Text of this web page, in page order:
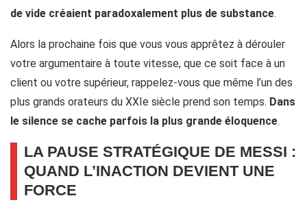
de vide créaient paradoxalement plus de substance.
Alors la prochaine fois que vous vous apprêtez à dérouler
votre argumentaire à toute vitesse, que ce soit face à un
client ou votre supérieur, rappelez-vous que même l’un des
plus grands orateurs du XXIe siècle prend son temps. Dans
le silence se cache parfois la plus grande éloquence.
LA PAUSE STRATÉGIQUE DE MESSI :
QUAND L’INACTION DEVIENT UNE
FORCE